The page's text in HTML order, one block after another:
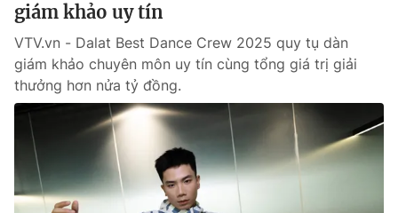
giám khảo uy tín
VTV.vn - Dalat Best Dance Crew 2025 quy tụ dàn
giám khảo chuyên môn uy tín cùng tổng giá trị giải
thưởng hơn nửa tỷ đồng.